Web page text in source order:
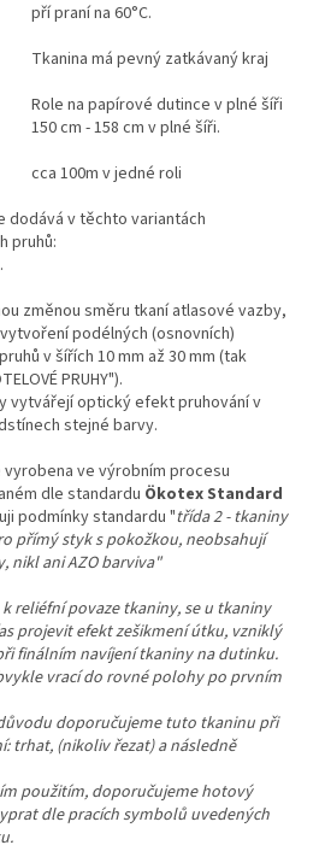
pří praní na 60°C.
Tkanina má pevný zatkávaný kraj
Role na papírové dutince v plné šíři
150 cm - 158 cm v plné šíři.
cca 100m v jedné roli
dodává v těchto variantách
pruhů:
změnou směru tkaní atlasové vazby,
podélných (osnovních)
v šířích 10 mm až 30 mm (tak
PRUHY").
vytvářejí optický efekt pruhování v
stejné barvy.
vyrobena ve výrobním procesu
dle standardu Ökotex Standard
podmínky standardu "třída 2 - tkaniny
přímý styk s pokožkou, neobsahují
nikl ani AZO barviva"
k reliéfní povaze tkaniny, se u tkaniny
projevit efekt zešikmení útku, vzniklý
finálním navíjení tkaniny na dutinku.
vrací do rovné polohy po prvním
doporučujeme tuto tkaninu při
trhat, (nikoliv řezat) a následně
použitím, doporučujeme hotový
dle pracích symbolů uvedených